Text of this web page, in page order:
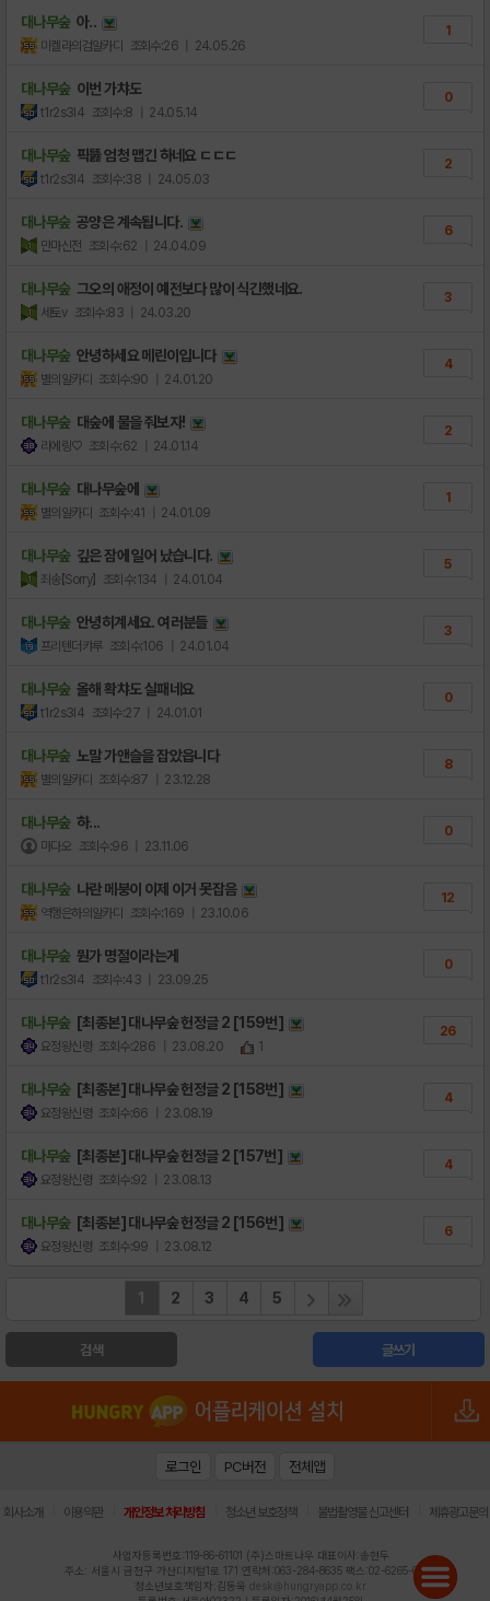
대나무숲 아..
미켈라의검알카디 조회수:26 | 24.05.26
1
대나무숲 이번 가챠도
t1r2s3l4 조회수:8 | 24.05.14
0
대나무숲 픽뚫 엄청 맵긴 하네요 ㄷㄷㄷ
t1r2s3l4 조회수:38 | 24.05.03
2
대나무숲 공양은 계속됩니다.
만마신전 조회수:62 | 24.04.09
6
대나무숲 그오의 애정이 예전보다 많이 식긴했네요.
세토v 조회수:83 | 24.03.20
3
대나무숲 안녕하세요 메린이입니다
별의알카디 조회수:90 | 24.01.20
4
대나무숲 대숲에 물을 줘보자!
리에링♡ 조회수:62 | 24.01.14
2
대나무숲 대나무숲에
별의알카디 조회수:41 | 24.01.09
1
대나무숲 깊은 잠에 일어 났습니다.
죄송【Sorry】 조회수:134 | 24.01.04
5
대나무숲 안녕히계세요. 여러분들
프리텐더캬루 조회수:106 | 24.01.04
3
대나무숲 올해 확챠도 실패네요
t1r2s3l4 조회수:27 | 24.01.01
0
대나무숲 노말 가앤슬을 잡았읍니다
별의알카디 조회수:87 | 23.12.28
8
대나무숲 하...
마다오 조회수:96 | 23.11.06
0
대나무숲 나란 메붕이 이제 이거 못잡음
역행은하의알카디 조회수:169 | 23.10.06
12
대나무숲 뭔가 명절이라는게
t1r2s3l4 조회수:43 | 23.09.25
0
대나무숲 [최종본] 대나무숲 헌정글 2 [159번]
요정왕신령 조회수:286 | 23.08.20 1
26
대나무숲 [최종본] 대나무숲 헌정글 2 [158번]
요정왕신령 조회수:66 | 23.08.19
4
대나무숲 [최종본] 대나무숲 헌정글 2 [157번]
요정왕신령 조회수:92 | 23.08.13
4
대나무숲 [최종본] 대나무숲 헌정글 2 [156번]
요정왕신령 조회수:99 | 23.08.12
6
1 2 3 4 5
검색 글쓰기
로그인 PC버전 전체앱
회사소개 이용약관 개인정보 처리방침 청소년 보호정책 불법촬영물 신고센터 제휴광고문의
사업자등록번호:119-86-61101 (주)스마트나우 대표이사:송현두
주소: 서울시 금천구 가산디지털1로 171 연락처:063-284-8635 팩스:02-6265-0377
청소년보호책임자:김동욱 desk@hungryapp.co.kr